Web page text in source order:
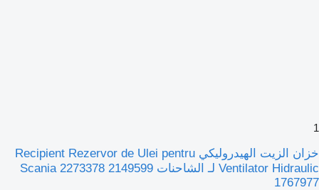
1
خزان الزيت الهيدروليكي Recipient Rezervor de Ulei pentru
Ventilator Hidraulic لـ الشاحنات Scania 2273378 2149599
1767977